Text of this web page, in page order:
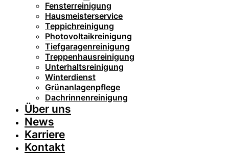
Fensterreinigung
Hausmeisterservice
Teppichreinigung
Photovoltaikreinigung
Tiefgaragenreinigung
Treppenhausreinigung
Unterhaltsreinigung
Winterdienst
Grünanlagenpflege
Dachrinnenreinigung
Über uns
News
Karriere
Kontakt